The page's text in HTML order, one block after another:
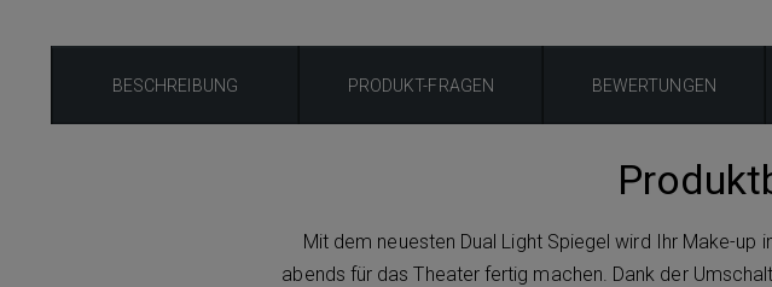
BESCHREIBUNG PRODUKT-FRAGEN BEWERTUNGEN
Mit dem neuesten Dual Light Spiegel wird Ihr Make-
abends für das Theater fertig machen. Dank der